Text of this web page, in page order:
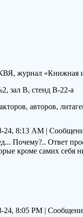
журнал «Книжная
зал В, стенд В-22-а
авторов,
24, 8:13 AM |
Почему?.. Ответ
кроме самих себя
24, 8:05 PM |